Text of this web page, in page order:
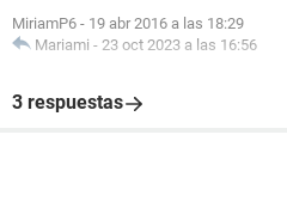
MiriamP6 - 19 abr 2016 a las 18:29
Mariami - 23 oct 2023 a las 16:56
3 respuestas